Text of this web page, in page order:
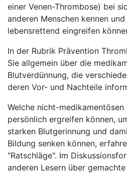
einer Venen-Thrombose) bei
anderen Menschen kennen
lebensrettend eingreifen
In der Rubrik Prävention
Sie allgemein über die
Blutverdünnung, die
deren Vor- und Nachteile
Welche nicht-medikamentösen
persönlich ergreifen können,
starken Blutgerinnung und
Bildung senken können,
"Ratschläge". Im
anderen Lesern über